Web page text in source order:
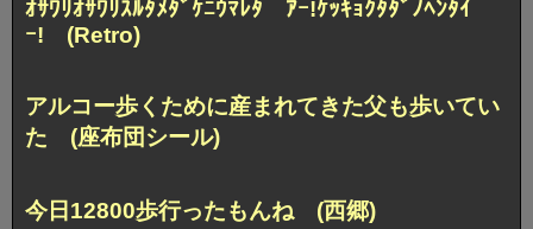
ｵｻﾜﾘｵｻﾜﾘｽﾙﾀﾒﾀﾞｹﾆｳﾏﾚﾀ ｱｰ!ｹｯｷｮｸﾀﾀﾞﾉﾍﾝﾀｲ
ｰ! (Retro)
アルコー歩くために産まれてきた父も歩いてい
た (座布団シール)
今日12800歩行ったもんね (西郷)